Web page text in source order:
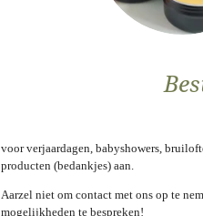
voor verjaardagen, babyshowers,
producten (bedankjes) aan.
Aarzel niet om contact met ons op te
mogelijkheden te bespreken!